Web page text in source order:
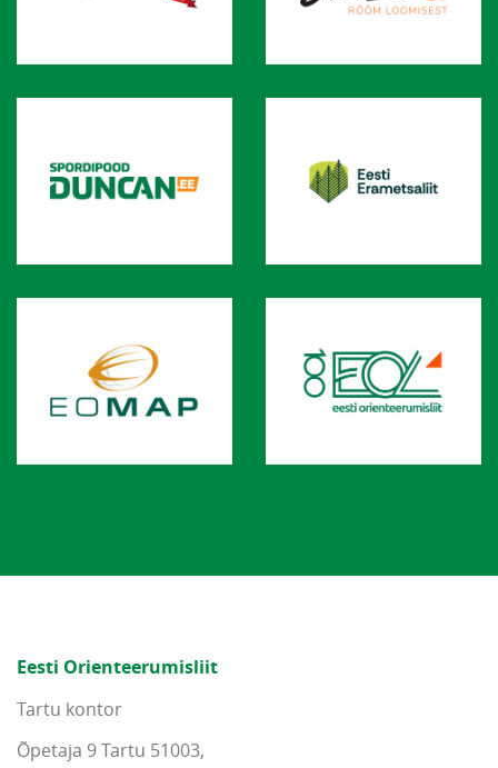
Eesti Orienteerumisliit
Tartu kontor
Õpetaja 9 Tartu 51003,